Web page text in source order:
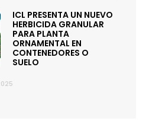
ICL PRESENTA UN NUEVO
HERBICIDA GRANULAR
PARA PLANTA
ORNAMENTAL EN
CONTENEDORES O
SUELO